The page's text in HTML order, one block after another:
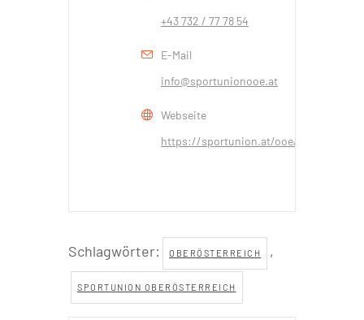
+43 732 / 77 78 54
E-Mail
info@sportunionooe.at
Webseite
https://sportunion.at/ooe/
Schlagwörter: OBERÖSTERREICH ,
SPORTUNION OBERÖSTERREICH